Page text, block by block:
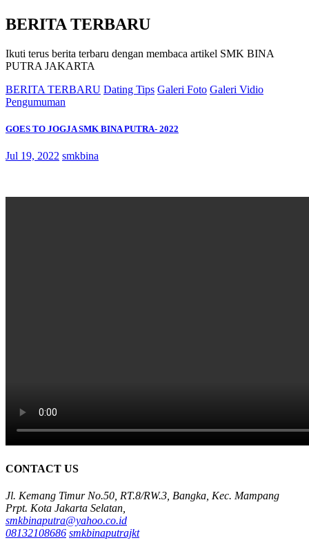
BERITA TERBARU
Ikuti terus berita terbaru dengan membaca artikel SMK BINA
PUTRA JAKARTA
BERITA TERBARU Dating Tips Galeri Foto Galeri Vidio
Pengumuman
GOES TO JOGJA SMK BINA PUTRA- 2022
Jul 19, 2022 smkbina
CONTACT US
Jl. Kemang Timur No.50, RT.8/RW.3, Bangka, Kec. Mampang
Prpt. Kota Jakarta Selatan,
smkbinaputra@yahoo.co.id
08132108686 smkbinaputrajkt